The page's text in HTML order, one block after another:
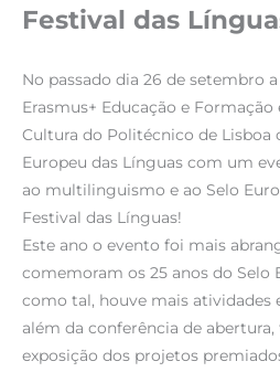
Festival das
No passado dia 26 de setembro
Erasmus+ Educação e
Cultura do Politécnico de Lisboa
Europeu das Línguas com um
ao multilinguismo e ao Selo
Festival das Línguas!
Este ano o evento foi mais
comemoram os 25 anos do Selo
como tal, houve mais atividades
além da conferência de
exposição dos projetos